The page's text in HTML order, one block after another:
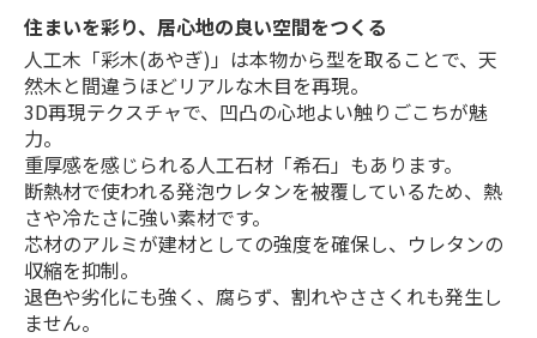
住まいを彩り、居心地の良い空間をつくる
人工木「彩木(あやぎ)」は本物から型を取ることで、天
然木と間違うほどリアルな木目を再現。
3D再現テクスチャで、凹凸の心地よい触りごこちが魅
力。
重厚感を感じられる人工石材「希石」もあります。
断熱材で使われる発泡ウレタンを被覆しているため、熱
さや冷たさに強い素材です。
芯材のアルミが建材としての強度を確保し、ウレタンの
収縮を抑制。
退色や劣化にも強く、腐らず、割れやささくれも発生し
ません。